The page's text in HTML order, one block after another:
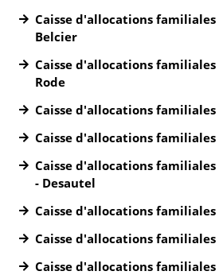
Caisse d'allocations
Belcier
Caisse d'allocations familiales
Rode
Caisse d'allocations familiales
Caisse d'allocations
Caisse d'allocations familiales
- Desautel
Caisse d'allocations
Caisse d'allocations familiales
Caisse d'allocations